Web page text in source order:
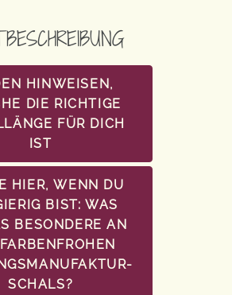
HINWEISEN,
DIE RICHTIGE
FÜR DICH
IST
HIER, WENN DU
BIST: WAS
BESONDERE AN
SCHALS?